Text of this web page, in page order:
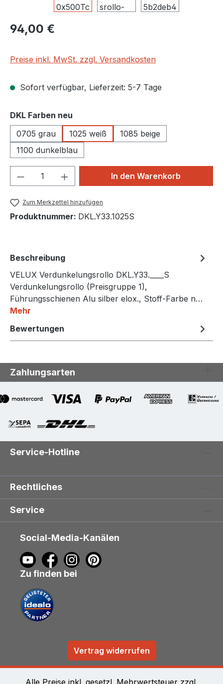
Regulärer Preis:
94,00 €
Preise inkl. MwSt. zzgl. Versandkosten
Sofort verfügbar, Lieferzeit: 5-7 Tage
DKL Farben neu
0705 grau
1025 weiß
1085 beige
1100 dunkelblau
Produkt Anzahl: Gib denIn den Warenkorb
Zum Merkzettel hinzufügen
Produktnummer: DKL.Y33.1025S
Beschreibung
VELUX Verdunkelungsrollo DKL.Y33.____S
Verdunkelungsrollo (Preisgruppe 1),
Führungsschienen Alu silber elox., Stoff-Farbe n…
Mehr
Bewertungen
Zahlungsarten
Service-Hotline
Rechtliches
Service
Social-Media-Kanälen
Zu finden bei
Vertrag widerrufen